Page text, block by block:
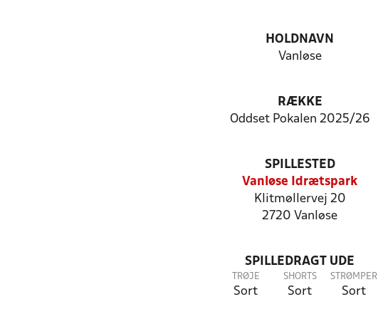
HOLDNAVN
Vanløse
RÆKKE
Oddset Pokalen 2025/26
SPILLESTED
Vanløse Idrætspark
Klitmøllervej 20
2720 Vanløse
SPILLEDRAGT UDE
TRØJE
Sort
SHORTS
Sort
STRØMPER
Sort